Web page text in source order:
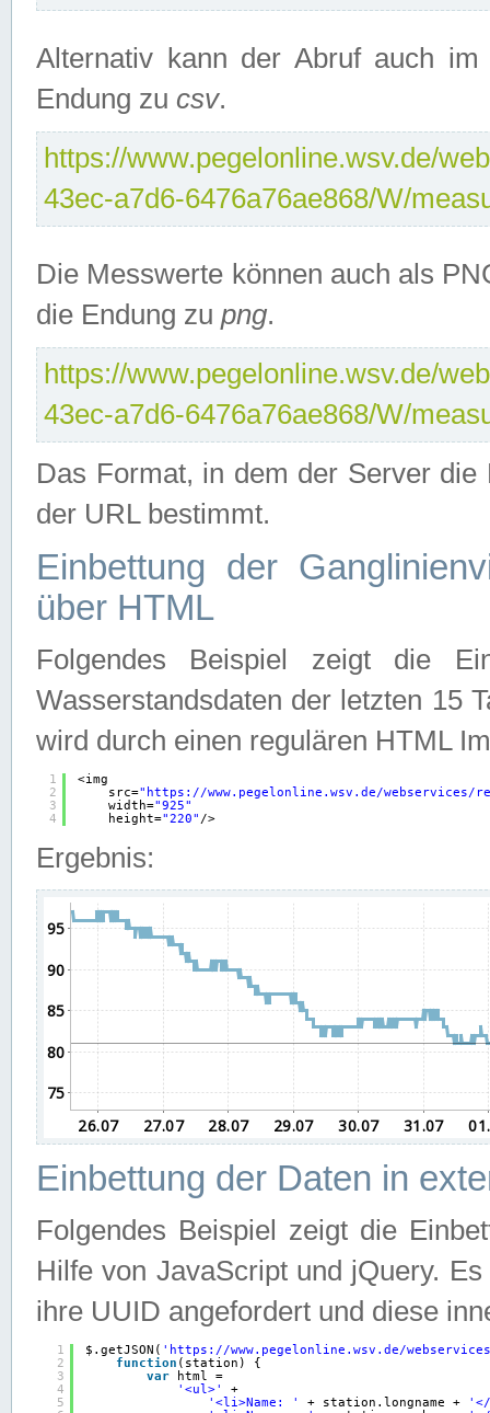
Alternativ kann der Abruf auch
Endung zu csv.
https://www.pegelonline.wsv.de/
43ec-a7d6-6476a76ae868/W/
Die Messwerte können auch als
die Endung zu png.
https://www.pegelonline.wsv.de/
43ec-a7d6-6476a76ae868/W/
Das Format, in dem der Server
der URL bestimmt.
Einbettung der
über HTML
Folgendes Beispiel zeigt die
Wasserstandsdaten der letzten 15
wird durch einen regulären HTML
1
2
3
4
<img
src=" https://www.pegelonline.wsv.de/webservices/
width="925"
height="220" />
Ergebnis:
Einbettung der Daten in
Folgendes Beispiel zeigt die
Hilfe von JavaScript und jQuery.
ihre UUID angefordert und diese
1
2
3
4
5
$.getJSON( ' https://www.pegelonline.wsv.de/
function (station) {
var
html =
'<ul>'
+
'<li>Name: '
+ station.longname +